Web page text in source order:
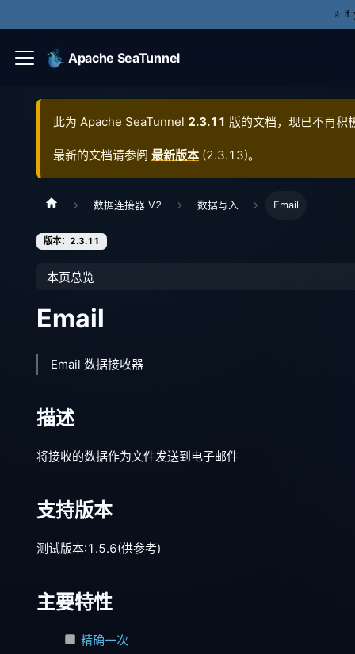
⭐️
Apache SeaTunnel
此为 Apache SeaTunnel 2.3.11 版的文档，现已不再积
最新的文档请参阅 最新版本 (2.3.13)。
数据连接器 V2 数据写入 Email
版本：2.3.11
本页总览
Email
Email 数据接收器
描述
将接收的数据作为文件发送到电子邮件
支持版本
测试版本:1.5.6(供参考)
主要特性
精确一次